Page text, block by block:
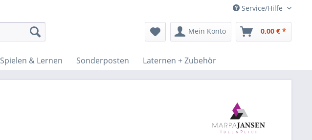
Service/Hilfe
Mein Konto 0,00 € *
Spielen & Lernen Sonderposten Laternen + Zubehör